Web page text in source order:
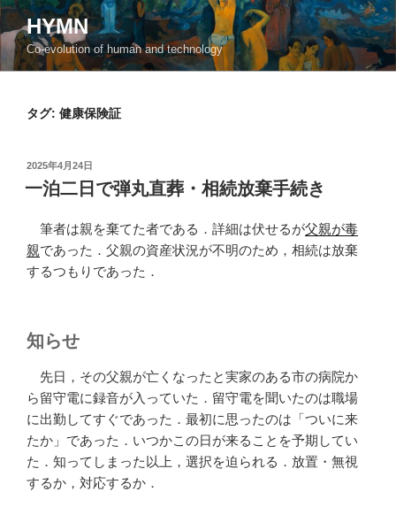
コ
ン
テ
ン
HYMN
Co-evolution of human and technology
タグ: 健康保険証
投
2025年4月24日
一泊二日で弾丸直葬・相続放棄手続き
筆者は親を棄てた者である．詳細は伏せるが父親が毒
親であった．父親の資産状況が不明のため，相続は放棄
するつもりであった．
知らせ
先日，その父親が亡くなったと実家のある市の病院か
ら留守電に録音が入っていた．留守電を聞いたのは職場
に出勤してすぐであった．最初に思ったのは「ついに来
たか」であった．いつかこの日が来ることを予期してい
た．知ってしまった以上，選択を迫られる．放置・無視
するか，対応するか．